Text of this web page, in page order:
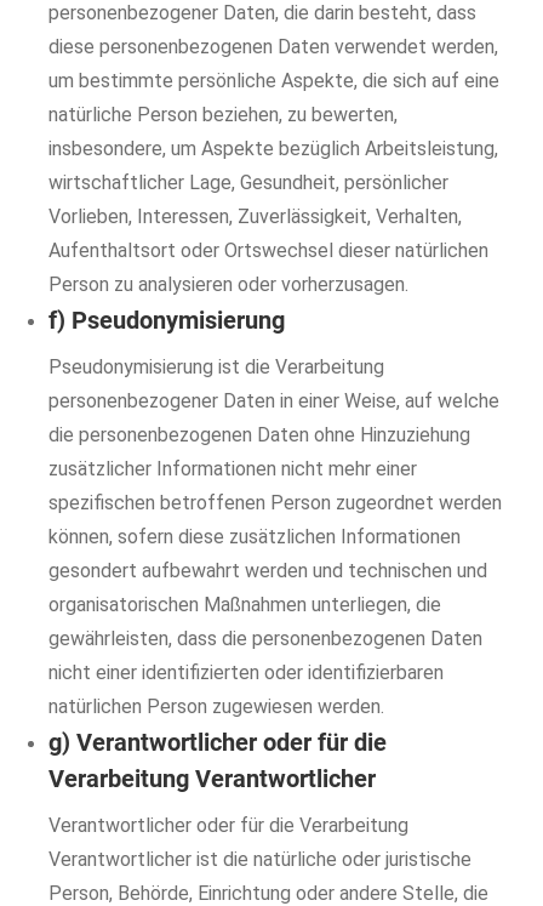
personenbezogener Daten, die darin besteht, dass
diese personenbezogenen Daten verwendet werden,
um bestimmte persönliche Aspekte, die sich auf eine
natürliche Person beziehen, zu bewerten,
insbesondere, um Aspekte bezüglich Arbeitsleistung,
wirtschaftlicher Lage, Gesundheit, persönlicher
Vorlieben, Interessen, Zuverlässigkeit, Verhalten,
Aufenthaltsort oder Ortswechsel dieser natürlichen
Person zu analysieren oder vorherzusagen.
f) Pseudonymisierung
Pseudonymisierung ist die Verarbeitung
personenbezogener Daten in einer Weise, auf welche
die personenbezogenen Daten ohne Hinzuziehung
zusätzlicher Informationen nicht mehr einer
spezifischen betroffenen Person zugeordnet werden
können, sofern diese zusätzlichen Informationen
gesondert aufbewahrt werden und technischen und
organisatorischen Maßnahmen unterliegen, die
gewährleisten, dass die personenbezogenen Daten
nicht einer identifizierten oder identifizierbaren
natürlichen Person zugewiesen werden.
g) Verantwortlicher oder für die
Verarbeitung Verantwortlicher
Verantwortlicher oder für die Verarbeitung
Verantwortlicher ist die natürliche oder juristische
Person, Behörde, Einrichtung oder andere Stelle, die